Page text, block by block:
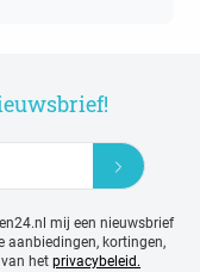
mij een nieuwsbrief
aanbiedingen, kortingen,
het privacybeleid.